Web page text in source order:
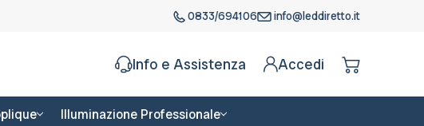
0833/694106 info@leddiretto.it
Info e Assistenza Accedi
Illuminazione Professionale